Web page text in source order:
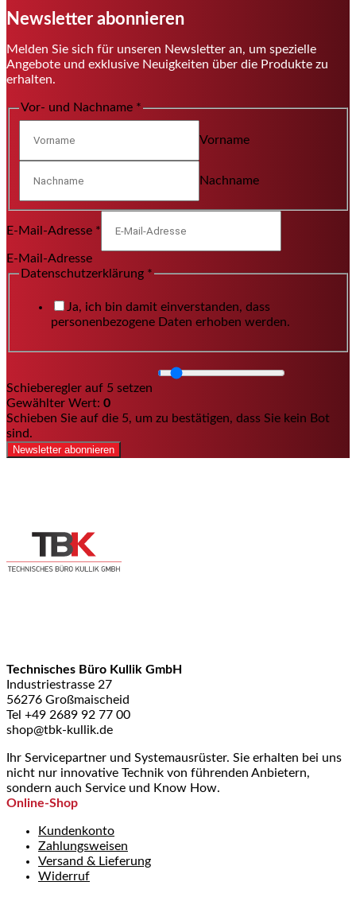
Newsletter abonnieren
Melden Sie sich für unseren Newsletter an, um spezielle
Angebote und exklusive Neuigkeiten über die Produkte zu
erhalten.
Vor- und Nachname *
Vorname
Nachname
E-Mail-Adresse *
E-Mail-Adresse
Datenschutzerklärung *
Ja, ich bin damit einverstanden, dass
personenbezogene Daten erhoben werden.
Schieberegler auf 5 setzen
Gewählter Wert: 0
Schieben Sie auf die 5, um zu bestätigen, dass Sie kein Bot
sind.
Newsletter abonnieren
Technisches Büro Kullik GmbH
Industriestrasse 27
56276 Großmaischeid
Tel +49 2689 92 77 00
shop@tbk-kullik.de
Ihr Servicepartner und Systemausrüster. Sie erhalten bei uns
nicht nur innovative Technik von führenden Anbietern,
sondern auch Service und Know How.
Online-Shop
Kundenkonto
Zahlungsweisen
Versand & Lieferung
Widerruf